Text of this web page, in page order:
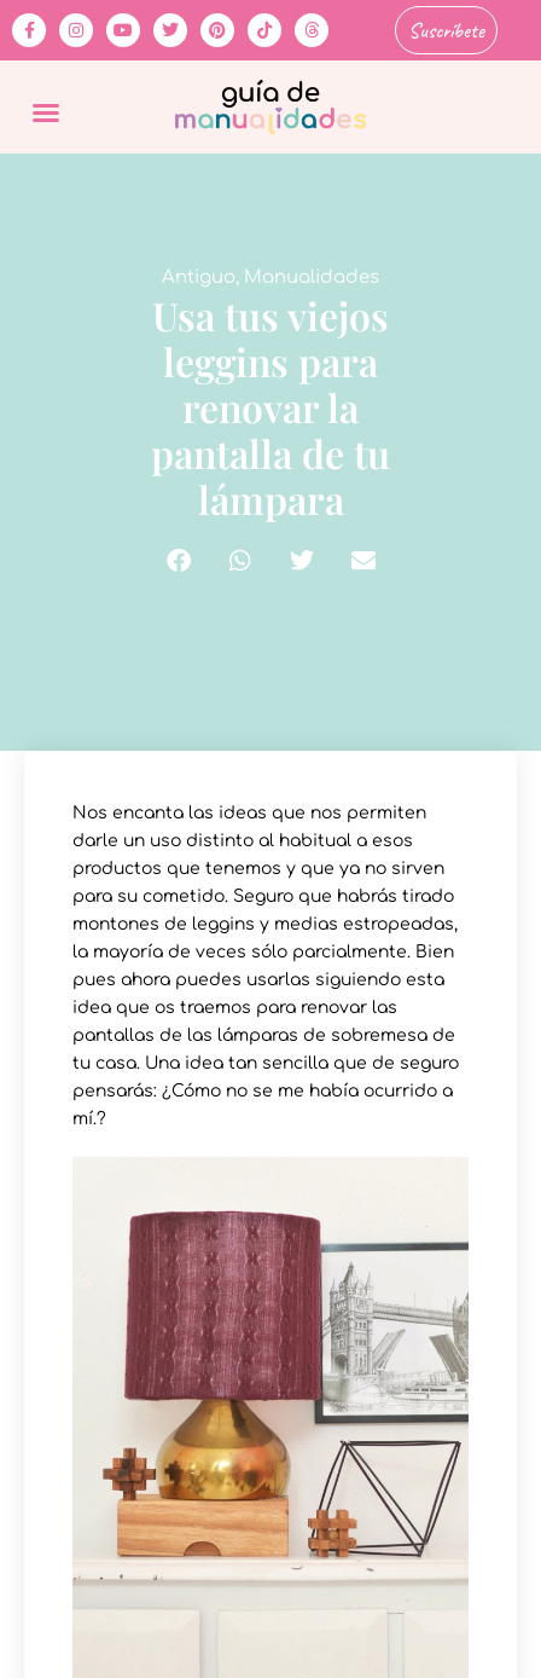
Suscríbete
Antiguo, Manualidades
Usa tus viejos
leggins para
renovar la
pantalla de tu
lámpara
Nos encanta las ideas que nos permiten
darle un uso distinto al habitual a esos
productos que tenemos y que ya no sirven
para su cometido. Seguro que habrás tirado
montones de leggins y medias estropeadas,
la mayoría de veces sólo parcialmente. Bien
pues ahora puedes usarlas siguiendo esta
idea que os traemos para renovar las
pantallas de las lámparas de sobremesa de
tu casa. Una idea tan sencilla que de seguro
pensarás: ¿Cómo no se me había ocurrido a
mí.?